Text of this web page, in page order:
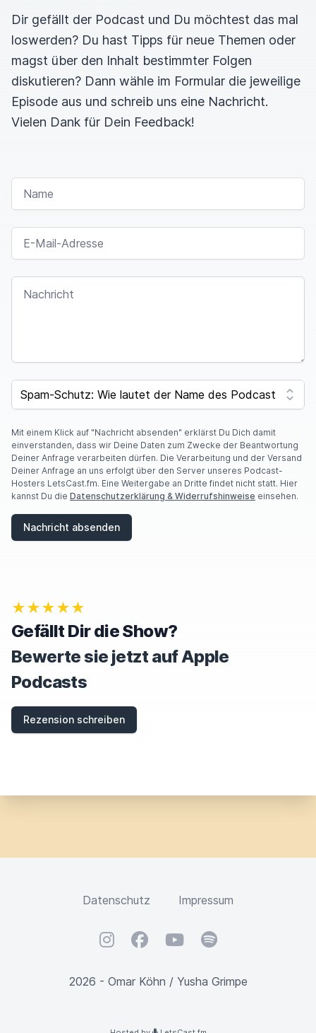
Dir gefällt der Podcast und Du möchtest das mal
loswerden? Du hast Tipps für neue Themen oder
magst über den Inhalt bestimmter Folgen
diskutieren? Dann wähle im Formular die jeweilige
Episode aus und schreib uns eine Nachricht.
Vielen Dank für Dein Feedback!
NAME
E-MAIL-ADRESSE
NACHRICHT
F
O
A
R
E
A
H
U
R
E
T
H
I
S
F
E
SPAM CAPTCHA
Mit einem Klick auf "Nachricht absenden" erklärst Du Dich damit
einverstanden, dass wir Deine Daten zum Zwecke der Beantwortung
Deiner Anfrage verarbeiten dürfen. Die Verarbeitung und der Versand
Deiner Anfrage an uns erfolgt über den Server unseres Podcast-
Hosters LetsCast.fm. Eine Weitergabe an Dritte findet nicht statt. Hier
kannst Du die Datenschutzerklärung & Widerrufshinweise einsehen.
Nachricht absenden
★★★★★
Gefällt Dir die Show?
Bewerte sie jetzt auf Apple
Podcasts
Rezension schreiben
Datenschutz Impressum
InstagramFacebookYouTubeSpotify
2026 - Omar Köhn / Yusha Grimpe